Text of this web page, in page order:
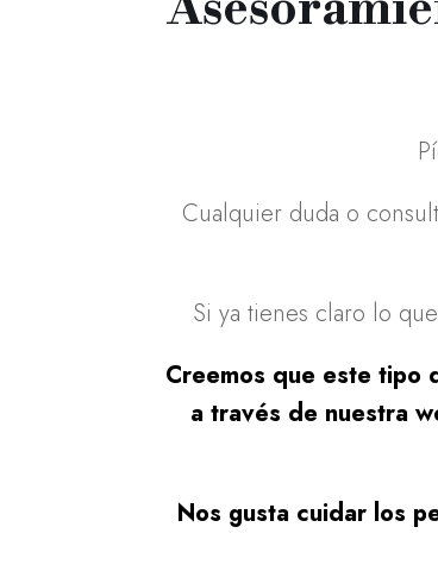
Cualquier duda o
Si ya tienes claro lo
Creemos que este tipo
a través de nuestra
Nos gusta cuidar los